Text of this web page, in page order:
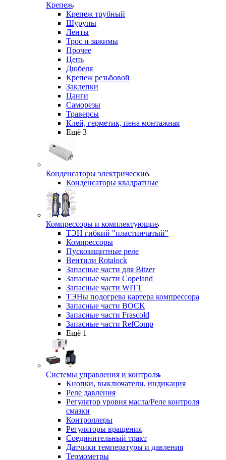
Крепеж
Крепеж трубный
Шурупы
Ленты
Трос и зажимы
Прочее
Цепь
Дюбеля
Крепеж резьбовой
Заклепки
Цанги
Саморезы
Траверсы
Клей, герметик, пена монтажная
Ещё 3
Конденсаторы электрические
Конденсаторы квадратные
Компрессоры и комплектующие
ТЭН гибкий "пластинчатый"
Компрессоры
Пускозащитные реле
Вентили Rotalock
Запасные части для Bitzer
Запасные части Copeland
Запасные части WITT
ТЭНы подогрева картера компрессора
Запасные части BOCK
Запасные части Frascold
Запасные части RefComp
Ещё 1
Системы управления и контроля
Кнопки, выключатели, индикация
Реле давления
Регулятор уровня масла/Реле контроля
смазки
Контроллеры
Регуляторы вращения
Соединительный тракт
Датчики температуры и давления
Термометры